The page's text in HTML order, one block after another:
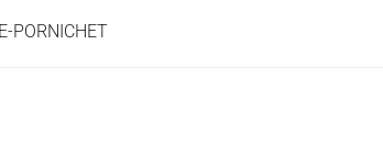
PORNICHET